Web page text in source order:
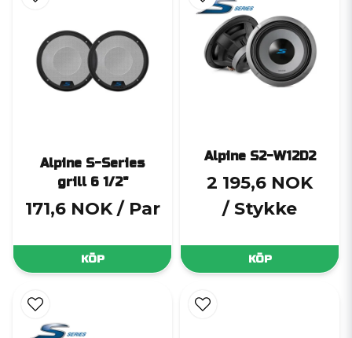
Alpine S-Series
grill 6 1/2"
171,6 NOK / Par
KÖP
Alpine S2-W12D2
2 195,6 NOK
/ Stykke
KÖP